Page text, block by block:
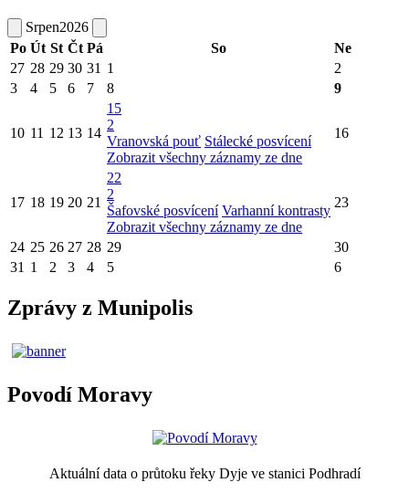
Srpen2026
Po Út St Čt Pá So
Ne
27 28 29 30 31 1
2
3
4 5 6 7 8 9
10 11 12 13 14
15
2
Vranovská pouť Stálecké posvícení
Zobrazit všechny záznamy ze dne
16
17 18 19 20 21
22
2
Šafovské posvícení Varhanní kontrasty
Zobrazit všechny záznamy ze dne
23
24 25 26 27 28 29
30
31 1 2 3 4 5 6
Zprávy z Munipolis
Povodí Moravy
Aktuální data o průtoku řeky Dyje ve stanici Podhradí